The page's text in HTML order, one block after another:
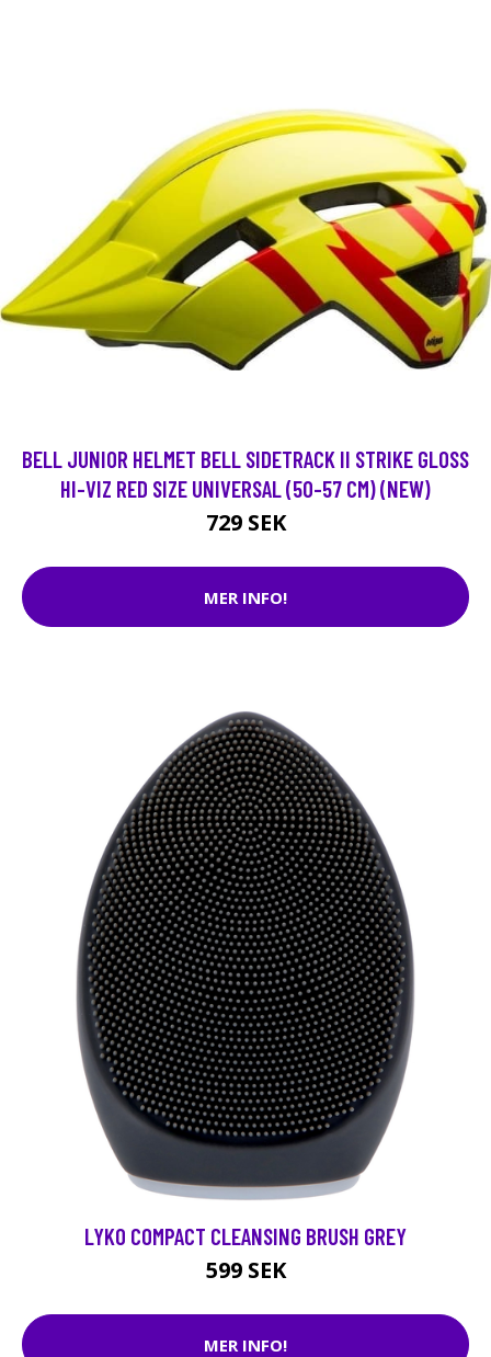
BELL JUNIOR HELMET BELL SIDETRACK II STRIKE GLOSS
HI-VIZ RED SIZE UNIVERSAL (50-57 CM) (NEW)
729 SEK
MER INFO!
LYKO COMPACT CLEANSING BRUSH GREY
599 SEK
MER INFO!